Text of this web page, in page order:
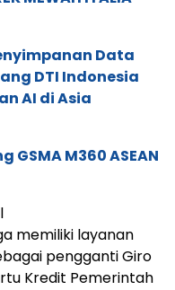
Data
DTI Indonesia
AI di Asia
M360 ASEAN
memiliki layanan
pengganti Giro
Kredit Pemerintah